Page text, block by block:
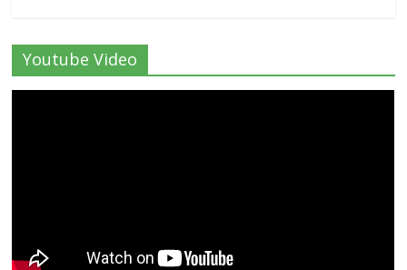
Youtube Video